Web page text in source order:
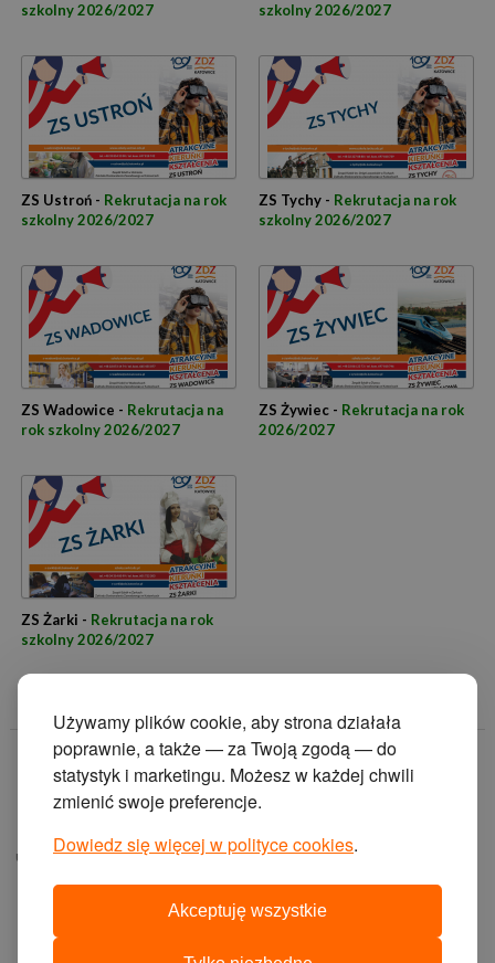
Używamy plików cookie, aby strona działała
poprawnie, a także — za Twoją zgodą — do
statystyk i marketingu. Możesz w każdej chwili
zmienić swoje preferencje.
Dowiedz się więcej w polityce cookies.
Akceptuję wszystkie
szkolny 2026/2027
szkolny 2026/2027
ZS Ustroń - Rekrutacja na rok
szkolny 2026/2027
ZS Tychy - Rekrutacja na rok
szkolny 2026/2027
ZS Wadowice - Rekrutacja na
rok szkolny 2026/2027
ZS Żywiec - Rekrutacja na rok
2026/2027
ZS Żarki - Rekrutacja na rok
szkolny 2026/2027
© 2014 Zakład
Doskonalenia
Zawodowego w
ul. Krasińskiego 2, 40-
projekt i wykonanie: